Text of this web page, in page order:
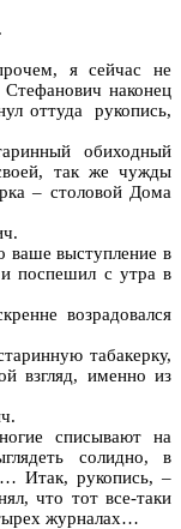
я сейчас не
наконец
оттуда рукопись,
обиходный
так же чужды
– столовой Дома
ваше выступление в
поспешил с утра в
возрадовался
табакерку,
взгляд, именно из
списывают на
солидно, в
Итак, рукопись, –
что тот все-таки
журналах…